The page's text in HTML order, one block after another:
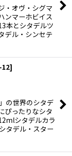
・オヴ・シグマ
ンマーホビイス
本とシタデルツ
デル・シンセテ
12]
の世界のシタデ
ぴったりなシタ
シタデルカラ
タデル・スター